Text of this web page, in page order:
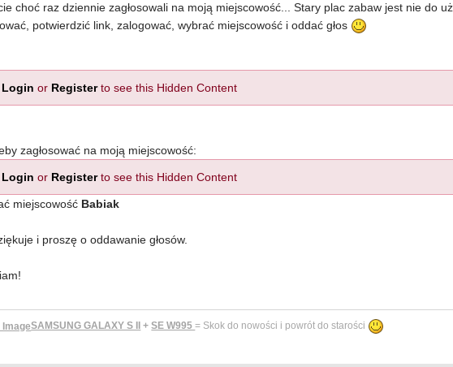
choć raz dziennie zagłosowali na moją miejscowość... Stary plac zabaw jest nie do
potwierdzić link, zalogować, wybrać miejscowość i oddać głos
Login or Registerto see this Hidden Content
zagłosować na moją miejscowość:
Login or Registerto see this Hidden Content
miejscowość Babiak
i proszę o oddawanie głosów.
SAMSUNG GALAXY S II +SE W995= Skok do nowości i powrót do starości